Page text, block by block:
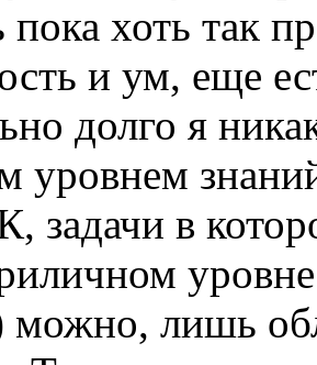
пока хоть так
и ум, еще
долго я
уровнем
задачи в
можно, лишь